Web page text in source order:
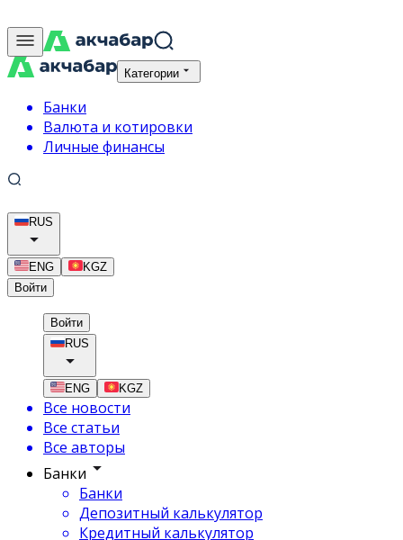
Категории
Банки
Валюта и котировки
Личные финансы
RUS
ENG
KGZ
Войти
Войти
RUS
ENG KGZ
Все новости
Все статьи
Все авторы
Банки
Банки
Депозитный калькулятор
Кредитный калькулятор